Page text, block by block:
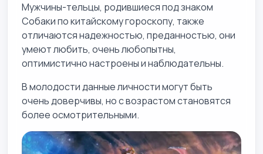
Мужчины-тельцы, родившиеся под знаком
Собаки по китайскому гороскопу, также
отличаются надежностью, преданностью, они
умеют любить, очень любопытны,
оптимистично настроены и наблюдательны.
В молодости данные личности могут быть
очень доверчивы, но с возрастом становятся
более осмотрительными.